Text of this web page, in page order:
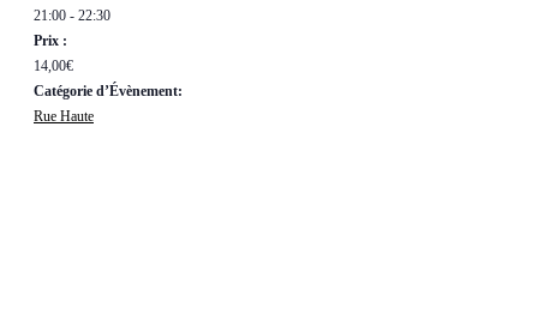
21:00 - 22:30
Prix :
14,00€
Catégorie d’Évènement:
Rue Haute